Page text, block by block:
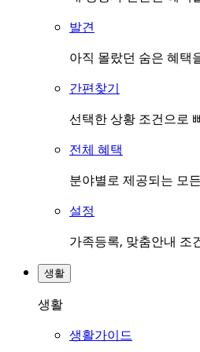
발견
아직 몰랐던 숨은 혜택
간편찾기
선택한 상황 조건으로
전체 혜택
분야별로 제공되는 모
설정
가족등록, 맞춤안내 조
생활
생활
생활가이드